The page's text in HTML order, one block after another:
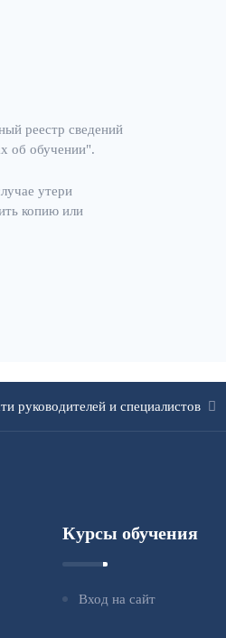
реестр сведений
об обучении".
утери
копию или
руководителей и специалистов
Курсы обучения
Вход на сайт